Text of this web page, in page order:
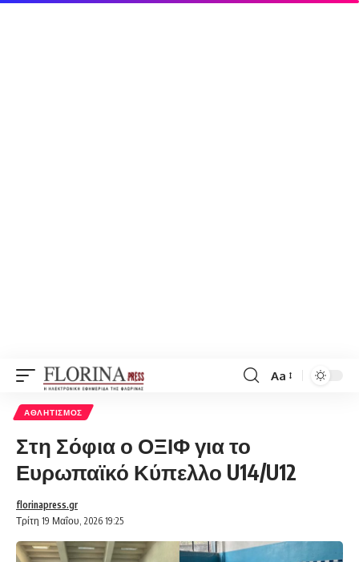
Font
Aa
ΑΘΛΗΤΙΣΜΌΣ
Στη Σόφια ο ΟΞΙΦ για το
Ευρωπαϊκό Κύπελλο U14/U12
Τρίτη 19 Μαΐου, 2026 19:25
florinapress.gr